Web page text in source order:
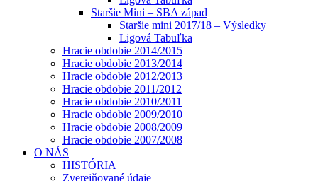
Staršie Mini – SBA západ
Staršie mini 2017/18 – Výsledky
Ligová Tabuľka
Hracie obdobie 2014/2015
Hracie obdobie 2013/2014
Hracie obdobie 2012/2013
Hracie obdobie 2011/2012
Hracie obdobie 2010/2011
Hracie obdobie 2009/2010
Hracie obdobie 2008/2009
Hracie obdobie 2007/2008
O NÁS
HISTÓRIA
Zverejňované údaje